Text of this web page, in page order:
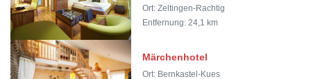
Ort: Zeltingen-Rachtig
Entfernung: 24,1 km
Märchenhotel
Ort: Bernkastel-Kues